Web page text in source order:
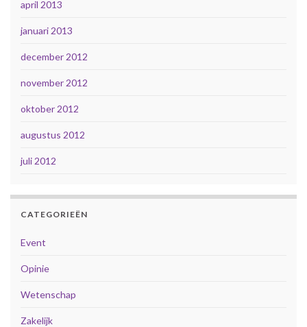
april 2013
januari 2013
december 2012
november 2012
oktober 2012
augustus 2012
juli 2012
CATEGORIEËN
Event
Opinie
Wetenschap
Zakelijk